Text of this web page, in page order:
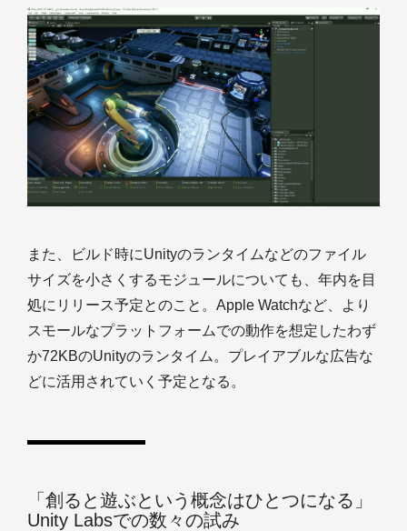
また、ビルド時にUnityのランタイムなどのファイル
サイズを小さくするモジュールについても、年内を目
処にリリース予定とのこと。Apple Watchなど、より
スモールなプラットフォームでの動作を想定したわず
か72KBのUnityのランタイム。プレイアブルな広告な
どに活用されていく予定となる。
「創ると遊ぶという概念はひとつになる」
Unity Labsでの数々の試み